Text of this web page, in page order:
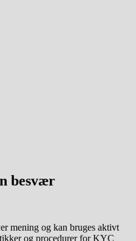
besvær
mening og kan bruges aktivt
og procedurer for KYC